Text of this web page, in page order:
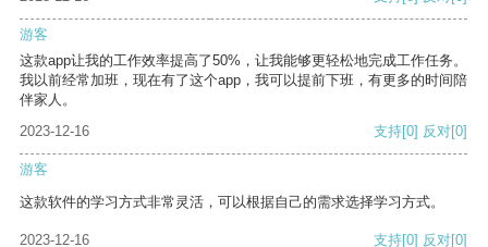
游客
这款app让我的工作效率提高了50%，让我能够更轻松地完成工作任务。
我以前经常加班，现在有了这个app，我可以提前下班，有更多的时间陪
伴家人。
2023-12-16
支持[0] 反对[0]
游客
这款软件的学习方式非常灵活，可以根据自己的需求选择学习方式。
2023-12-16 支持[0] 反对[0]